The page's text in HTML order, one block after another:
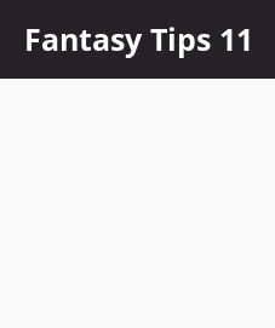
content
Fantasy Tips 11